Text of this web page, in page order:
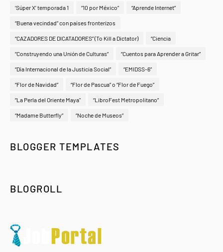
‘Súper X’ temporada 1 “10 por México” “Aprende Internet”
“Buena vecindad” con países fronterizos
“CAZADORES DE DICATADORES” (To Kill a Dictator) “Ciencia
“Construyendo una Unión de Culturas” “Cuentos para Aprender a Gritar”
“Día Internacional de la Justicia Social” “EMIDSS-6”
“Flor de Navidad” “Flor de Pascua” o “Flor de Fuego”
“La Perla del Oriente Maya" “LibroFest Metropolitano”
“Madame Butterfly” “Noche de Museos”
BLOGGER TEMPLATES
BLOGROLL